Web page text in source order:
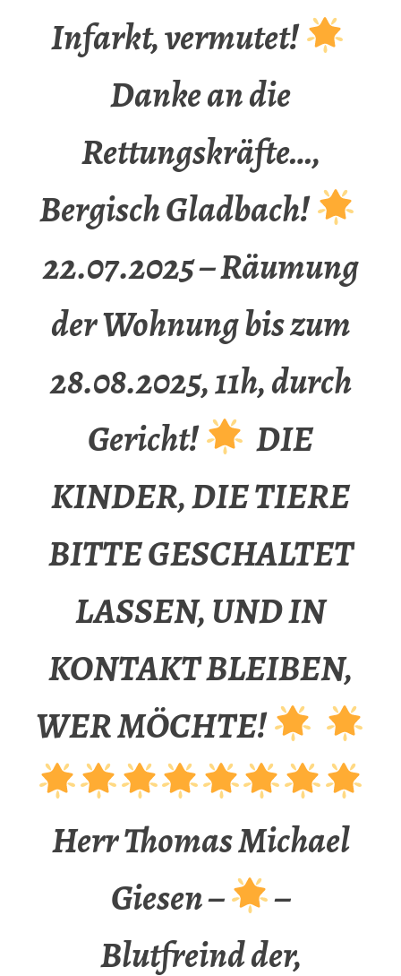
Infarkt, vermutet!
Danke an die
Rettungskräfte…,
Bergisch Gladbach!
22.07.2025 – Räumung
der Wohnung bis zum
28.08.2025, 11h, durch
Gericht!
DIE
KINDER, DIE TIERE
BITTE GESCHALTET
LASSEN, UND IN
KONTAKT BLEIBEN,
WER MÖCHTE!
Herr Thomas Michael
Giesen –
–
Blutfreind der,